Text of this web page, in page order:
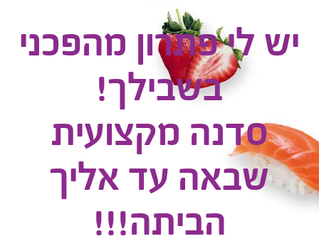
יש לי פתרון מהפכני
בשבילך!
סדנה מקצועית
שבאה עד אליך
הביתה!!!